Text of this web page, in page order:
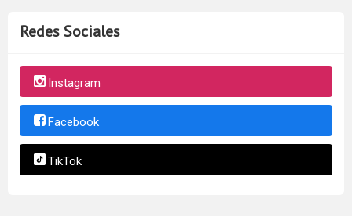
Redes Sociales
Instagram
Facebook
TikTok